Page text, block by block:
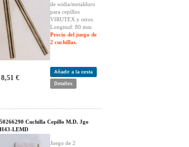
de widia/metalduro
para cepillos
VIRUTEX y otros.
Longitud: 80 mm.
Precio del juego de
2 cuchillas.
8,51 €
Añadir a la cesta
Detalles
50266290 Cuchilla Cepillo M.D. Jgo
H43-LEMD
Juego de 2